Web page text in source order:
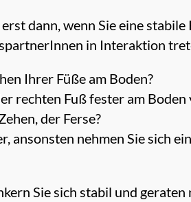
dann, wenn Sie eine
in Interaktion
Ihrer Füße am Boden?
rechten Fuß fester am Boden
der Ferse?
ansonsten nehmen Sie sich
Sie sich stabil und